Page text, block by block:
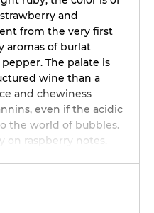
and
from the very first
aromas of burlat
The palate is
wine than a
and chewiness
even if the acidic
the world of bubbles.
on raspberry notes.